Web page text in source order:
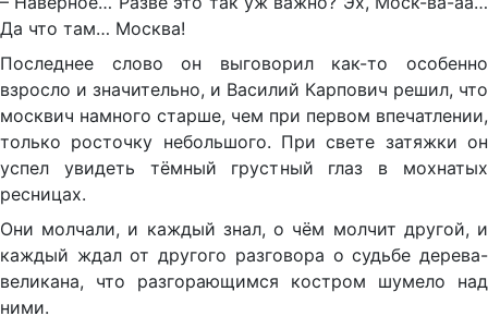
Да что там… Москва!
Последнее слово он выговорил как-то особенно
взросло и значительно, и Василий Карпович решил, что
москвич намного старше, чем при первом впечатлении,
только росточку небольшого. При свете затяжки он
успел увидеть тёмный грустный глаз в мохнатых
ресницах.
Они молчали, и каждый знал, о чём молчит другой, и
каждый ждал от другого разговора о судьбе дерева-
великана, что разгорающимся костром шумело над
ними.